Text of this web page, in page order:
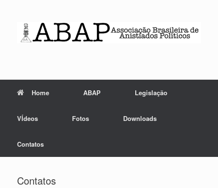
Home ABAP Legislação
VÍdeos Fotos Downloads
Contatos
Contatos